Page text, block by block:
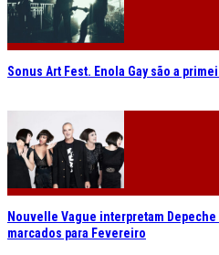
Sonus Art Fest. Enola Gay são a
Nouvelle Vague interpretam
marcados para Fevereiro